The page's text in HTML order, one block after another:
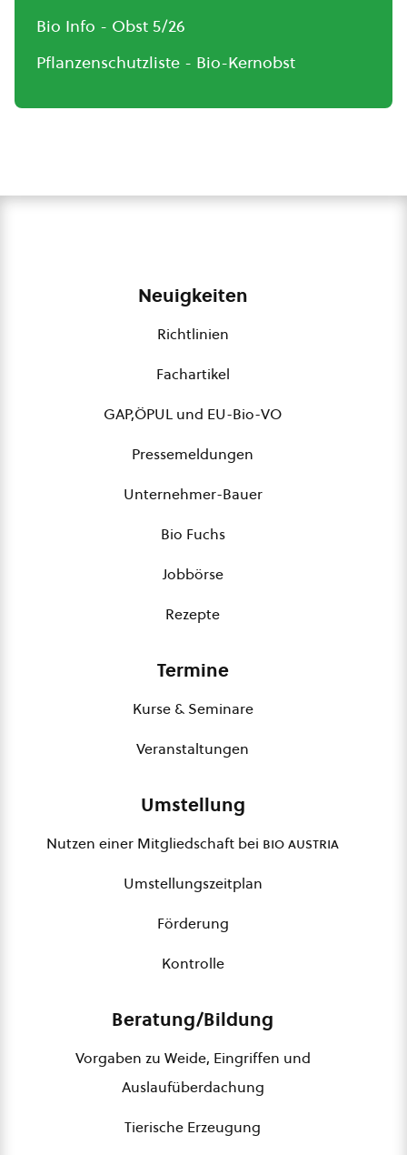
Bio Info - Obst 5/26
Pflanzenschutzliste - Bio-Kernobst
Neuigkeiten
Richtlinien
Fachartikel
GAP,ÖPUL und EU-Bio-VO
Pressemeldungen
Unternehmer-Bauer
Bio Fuchs
Jobbörse
Rezepte
Termine
Kurse & Seminare
Veranstaltungen
Umstellung
Nutzen einer Mitgliedschaft bei bio austria
Umstellungszeitplan
Förderung
Kontrolle
Beratung/Bildung
Vorgaben zu Weide, Eingriffen und
Auslaufüberdachung
Tierische Erzeugung